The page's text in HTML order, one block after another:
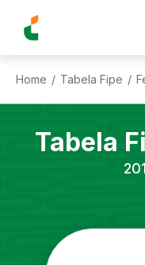
Home / Tabela Fipe /
Tabela